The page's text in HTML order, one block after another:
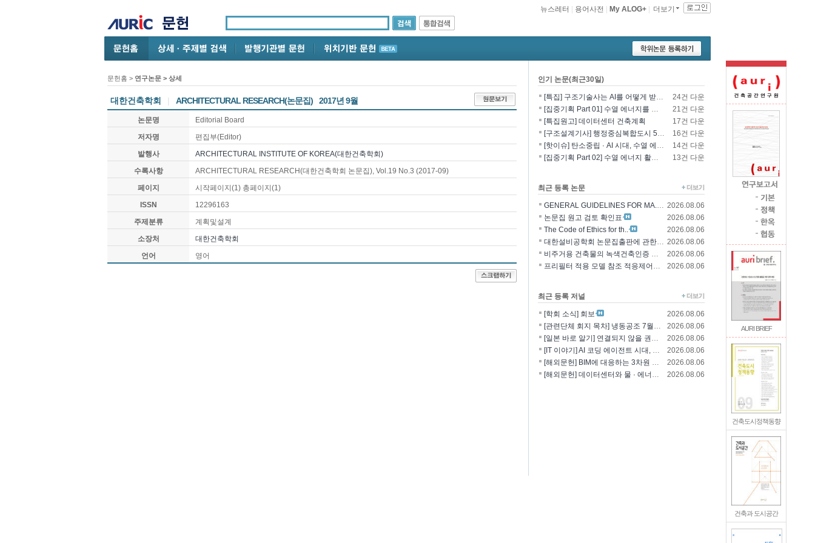
AURI BRIEF
건축도시정책동향
건축과 도시공간
더보기
My ALOG+
용어사전
뉴스레터
문헌홈 > 연구논문 > 상세
대한건축학회 | ARCHITECTURAL RESEARCH(논문집) 2017년 9월
논문명
Editorial Board
저자명
편집부(Editor)
발행사
ARCHITECTURAL INSTITUTE OF KOREA(대한건축학회)
수록사항
ARCHITECTURAL RESEARCH(대한건축학회 논문집), Vol.19 No.3 (2017-09)
페이지
시작페이지(1) 총페이지(1)
ISSN
12296163
주제분류
계획및설계
소장처
대한건축학회
언어
영어
인기 논문(최근30일)
[특집] 구조기술사는 AI를 어떻게 받아들일 것인가? - 영국구조기술사회의 AI 및 L..
24건 다운
[집중기획 Part 01] 수열 에너지를 이용한 건물 냉난방 및 데이터센터 냉각
21건 다운
[특집원고] 데이터센터 건축계획
17건 다운
[구조설계기사] 행정중심복합도시 5-1생활권 L5BL 공공주택 건설공사 모듈러 건축물 ..
16건 다운
[핫이슈] 탄소중립 · AI 시대, 수열 에너지 기술의 재조명과 고도화 방향
14건 다운
[집중기획 Part 02] 수열 에너지 활용 기술 및 수열 플랜트 적용
13건 다운
최근 등록 논문
GENERAL GUIDELINES FOR MA.. 2026.08.06
논문집 원고 검토 확인표
2026.08.06
The Code of Ethics for th..
2026.08.06
대한설비공학회 논문집출판에 관한 윤리규정 2026.08.06
비주거용 건축물의 녹색건축인증 에너지 및 환경..
2026.08.06
프리필터 적용 모델 참조 적응제어에 의한 가변..
2026.08.06
최근 등록 저널
[학회 소식] 회보
2026.08.06
[관련단체 회지 목차] 냉동공조 7월호(한국냉..
2026.08.06
[일본 바로 알기] 연결되지 않을 권리를 찾는..
2026.08.06
[IT 이야기] AI 코딩 에이전트 시대, 엔..
2026.08.06
[해외문헌] BIM에 대응하는 3차원 건축 설..
2026.08.06
[해외문헌] 데이터센터와 물 · 에너지의 통합..
2026.08.06